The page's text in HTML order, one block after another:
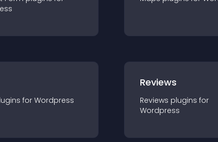
s for Wordpress
Reviews
Reviews plugins for
Wordpress